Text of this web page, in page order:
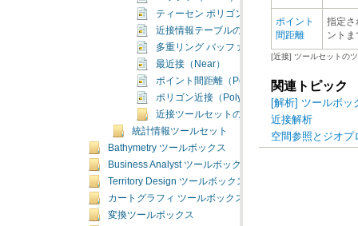
ティーセン ポリゴンの作成（Create Thiessen
近接情報テーブルの生成（Generate Near
多重リング バッファ（Multiple Ring Buffer）
最近接（Near）
ポイント間距離（Point Distance）
ポリゴン近接（Polygon Neighbors）
近接ツールセットの概念
統計情報ツールセット
Bathymetry ツールボックス
Business Analyst ツールボックス
Territory Design ツールボックス
カートグラフィ ツールボックス
変換ツールボックス
間距離 ント
[近接] ツールセットの
関連トピック
[解析] ツールボッ
近接解析
空間参照とジオプ